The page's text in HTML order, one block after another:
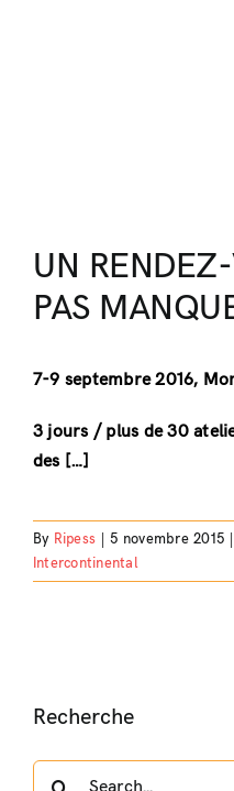
UN
PAS
7-9 septembre 2016,
3 jours / plus de 30
des […]
By Ripess 5 novembre 2015
Intercontinental
Recherche